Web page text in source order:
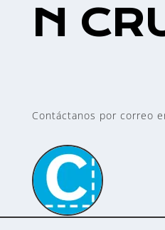
N
Contáctanos por correo